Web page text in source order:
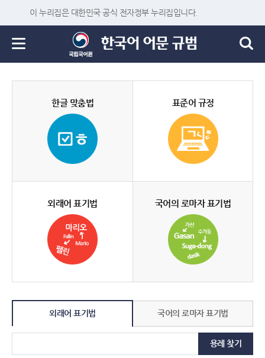
이 누리집은 대한민국 공식 전자정부 누리집입니다.
한글 맞춤법 표준어 규정
외래어 표기법 국어의 로마자 표기법
외래어 표기법 국어의 로마자 표기법
용례 찾기